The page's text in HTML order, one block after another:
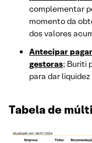
complementar
momento da
dos valores
Antecipar
gestoras; Buriti
para dar
Tabela de